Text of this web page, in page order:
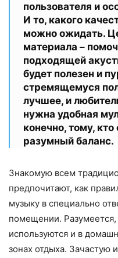
пользователя и
И то, какого
можно ожидать.
материала –
подходящей
будет полезен и
стремящемуся
лучшее, и
нужна удобная
конечно, тому,
разумный баланс.
Знакомую всем
предпочитают, как
музыку в специально
помещении.
используются и в
зонах отдыха. Зачастую